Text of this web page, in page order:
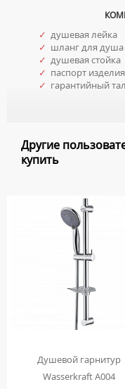
✓ душевая лейка
✓ шланг для душа
✓ душевая стойка
✓ паспорт изделия
✓ гарантийный
Другие
купить
Душевой гарнитур
Wasserkraft A004